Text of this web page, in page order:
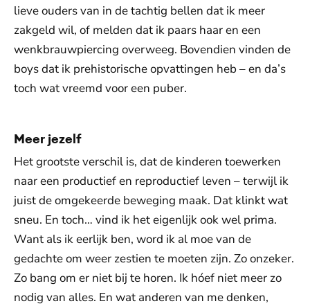
lieve ouders van in de tachtig bellen dat ik meer
zakgeld wil, of melden dat ik paars haar en een
wenkbrauwpiercing overweeg. Bovendien vinden de
boys dat ik prehistorische opvattingen heb – en da’s
toch wat vreemd voor een puber.
Meer jezelf
Het grootste verschil is, dat de kinderen toewerken
naar een productief en reproductief leven – terwijl ik
juist de omgekeerde beweging maak. Dat klinkt wat
sneu. En toch… vind ik het eigenlijk ook wel prima.
Want als ik eerlijk ben, word ik al moe van de
gedachte om weer zestien te moeten zijn. Zo onzeker.
Zo bang om er niet bij te horen. Ik hóef niet meer zo
nodig van alles. En wat anderen van me denken,